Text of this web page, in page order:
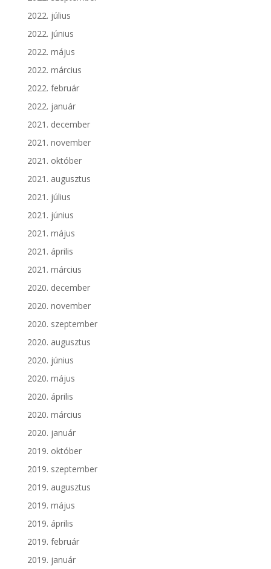
2022. július
2022. június
2022. május
2022. március
2022. február
2022. január
2021. december
2021. november
2021. október
2021. augusztus
2021. július
2021. június
2021. május
2021. április
2021. március
2020. december
2020. november
2020. szeptember
2020. augusztus
2020. június
2020. május
2020. április
2020. március
2020. január
2019. október
2019. szeptember
2019. augusztus
2019. május
2019. április
2019. február
2019. január